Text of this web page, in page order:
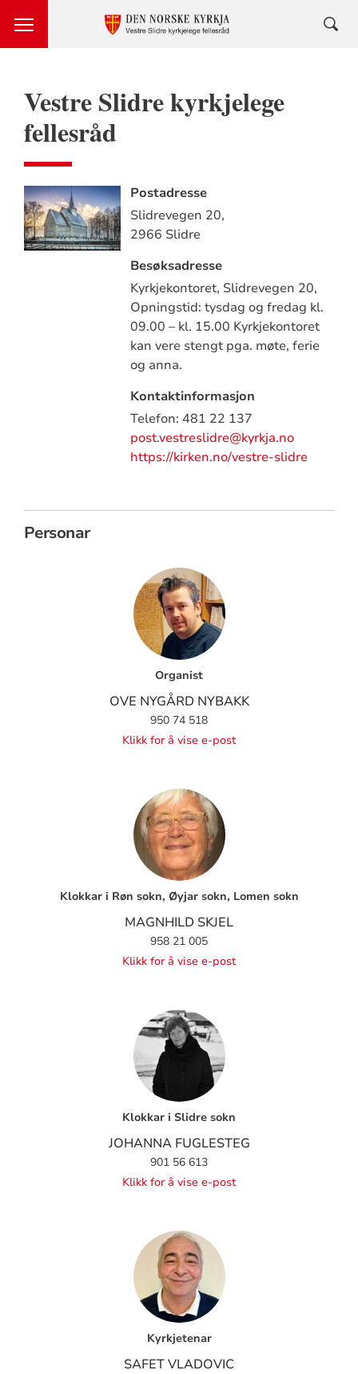
Vestre Slidre kyrkjelege
fellesråd
Postadresse
Slidrevegen 20,
2966 Slidre
Besøksadresse
Kyrkjekontoret, Slidrevegen 20,
Opningstid: tysdag og fredag kl.
09.00 – kl. 15.00 Kyrkjekontoret
kan vere stengt pga. møte, ferie
og anna.
Kontaktinformasjon
Telefon: 481 22 137
post.vestreslidre@kyrkja.no
https://kirken.no/vestre-slidre
Personar
Organist
OVE NYGÅRD NYBAKK
950 74 518
Klikk for å vise e-post
Klokkar i Røn sokn, Øyjar sokn, Lomen sokn
MAGNHILD SKJEL
958 21 005
Klikk for å vise e-post
Klokkar i Slidre sokn
JOHANNA FUGLESTEG
901 56 613
Klikk for å vise e-post
Kyrkjetenar
SAFET VLADOVIC